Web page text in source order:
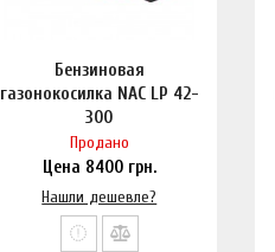
Бензиновая
газонокосилка NAC LP 42-
300
Продано
Цена 8400грн.
Нашли дешевле?